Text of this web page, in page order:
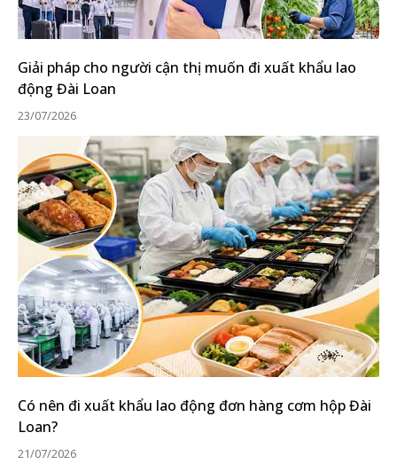
Giải pháp cho người cận thị muốn đi xuất khẩu lao
động Đài Loan
23/07/2026
Có nên đi xuất khẩu lao động đơn hàng cơm hộp Đài
Loan?
21/07/2026